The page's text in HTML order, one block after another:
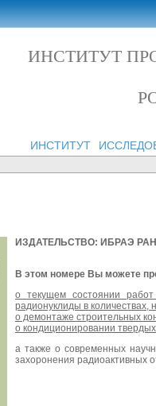
ИНСТИТУТ
ИНСТИТУТ
ИЗДАТЕЛЬСТВО: ИБРАЭ РАН
В этом номере Вы можете
о текущем состоянии
радионуклиды в
о демонтаже строительных
о кондиционировании
а также о современных
захоронения радиоактивных